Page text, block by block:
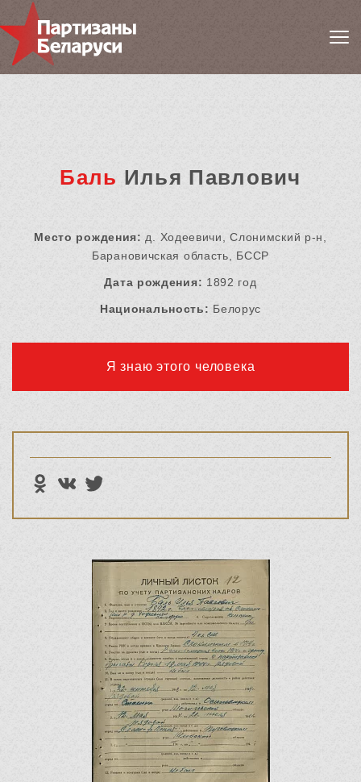
Баль Илья Павлович
Место рождения: д. Ходеевичи, Слонимский р-н,
Барановичская область, БССР
Дата рождения: 1892 год
Национальность: Белорус
Я знаю этого человека